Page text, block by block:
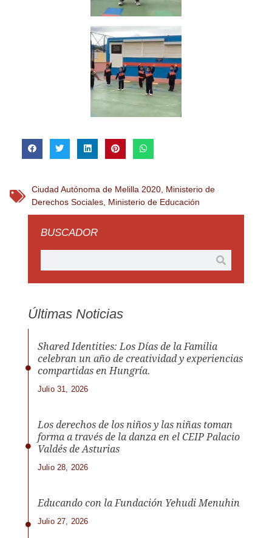
Ciudad Autónoma de Melilla 2020, Ministerio de
Derechos Sociales, Ministerio de Educación
BUSCADOR
Últimas Noticias
Shared Identities: Los Días de la Familia
celebran un año de creatividad y experiencias
compartidas en Hungría.
Julio 31, 2026
Los derechos de los niños y las niñas toman
forma a través de la danza en el CEIP Palacio
Valdés de Asturias
Julio 28, 2026
Educando con la Fundación Yehudi Menuhin
Julio 27, 2026